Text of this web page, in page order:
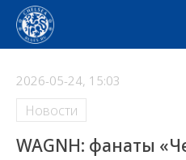
2026-05-24, 15:03
Новости
WAGNH: фанаты